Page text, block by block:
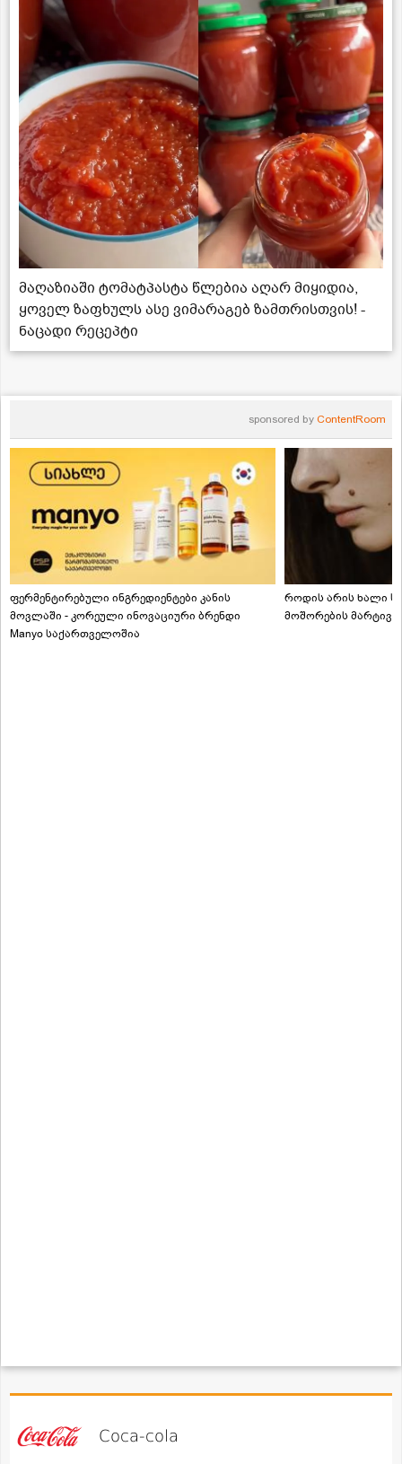
მაღაზიაში ტომატპასტა წლებია აღარ მიყიდია,
ყოველ ზაფხულს ასე ვიმარაგებ ზამთრისთვის! -
ნაცადი რეცეპტი
sponsored by ContentRoom
ფერმენტირებული ინგრედიენტები კანის
მოვლაში - კორეული ინოვაციური ბრენდი
Manyo საქართველოშია
როდის არის ხალი
მოშორების
Coca-cola